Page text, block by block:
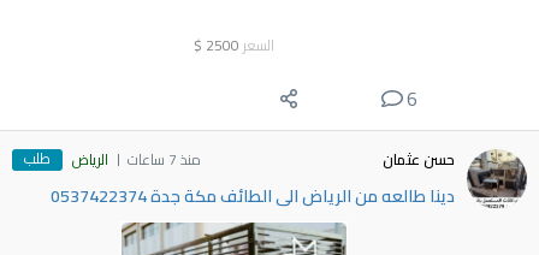
السعر 2500
$
6
حسن عثمان منذ 7 ساعات الرياض طلب
دينا طالعه من الرياض الى الطائف مكة جدة 0537422374